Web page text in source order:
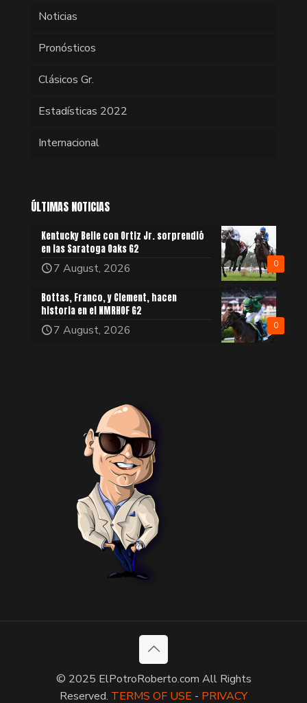
Noticias
Pronósticos
Clásicos Gr.
Estadísticas 2022
Internacional
ÚLTIMAS NOTICIAS
0
Kentucky Belle con Ortiz Jr. sorprendió
en las Saratoga Oaks G2
7 August, 2026
0
Bottas, Franco, y Clement, hacen
historia en el NMRHOF G2
7 August, 2026
© 2025 ElPotroRoberto.com All Rights
Reserved. TERMS OF USE - PRIVACY